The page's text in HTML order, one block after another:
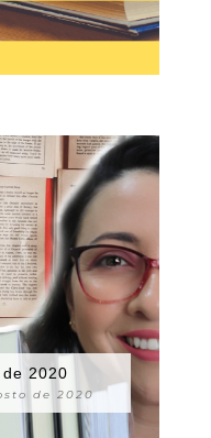
2020
de 2020